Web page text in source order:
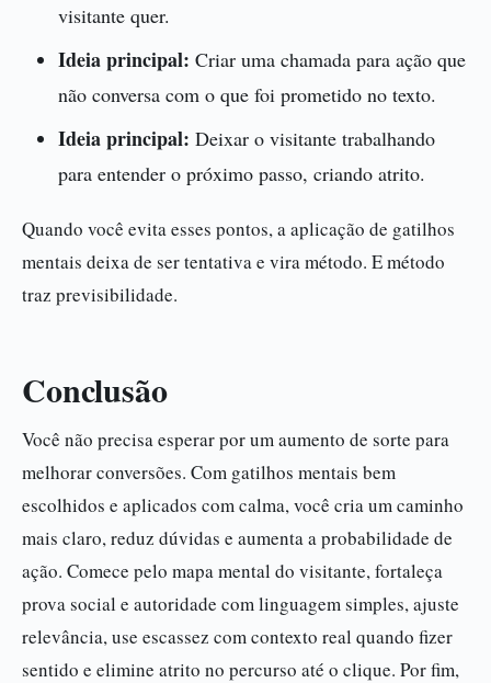
visitante quer.
Ideia principal: Criar uma chamada para ação que
não conversa com o que foi prometido no texto.
Ideia principal: Deixar o visitante trabalhando
para entender o próximo passo, criando atrito.
Quando você evita esses pontos, a aplicação de gatilhos
mentais deixa de ser tentativa e vira método. E método
traz previsibilidade.
Conclusão
Você não precisa esperar por um aumento de sorte para
melhorar conversões. Com gatilhos mentais bem
escolhidos e aplicados com calma, você cria um caminho
mais claro, reduz dúvidas e aumenta a probabilidade de
ação. Comece pelo mapa mental do visitante, fortaleça
prova social e autoridade com linguagem simples, ajuste
relevância, use escassez com contexto real quando fizer
sentido e elimine atrito no percurso até o clique. Por fim,